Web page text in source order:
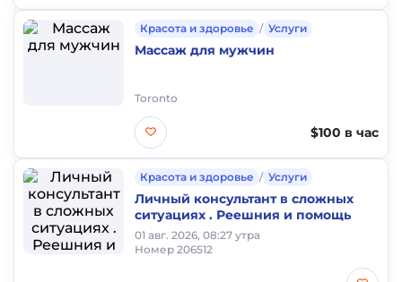
Красота и здоровье / Услуги
Массаж для мужчин
Toronto
$100 в час
Красота и здоровье / Услуги
Личный консультант в сложных
ситуациях . Реешния и помощь
01 авг. 2026, 08:27 утра
Номер 206512